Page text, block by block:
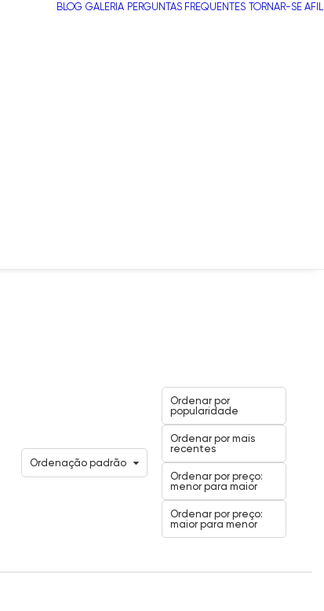
BLOG GALERIA PERGUNTAS FREQUENTES TORNAR-SE
Ordenação padrão
Ordenar por
popularidade
Ordenar por mais
recentes
Ordenar por preço:
menor para maior
Ordenar por preço:
maior para menor